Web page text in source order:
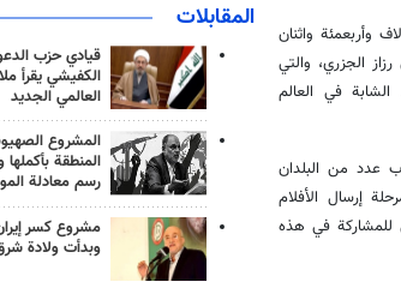
واثنان
الجزري، والتي
في العالم
من طلاب عدد من البلدان
إرسال الأفلام
الإسلامي للمشاركة في هذه
المقابلات
قيادي حزب
الكفيشي يقرأ
العالمي الجديد
المشروع
المنطقة
رسم معادلة
مشروع كسر
وبدأت ولادة